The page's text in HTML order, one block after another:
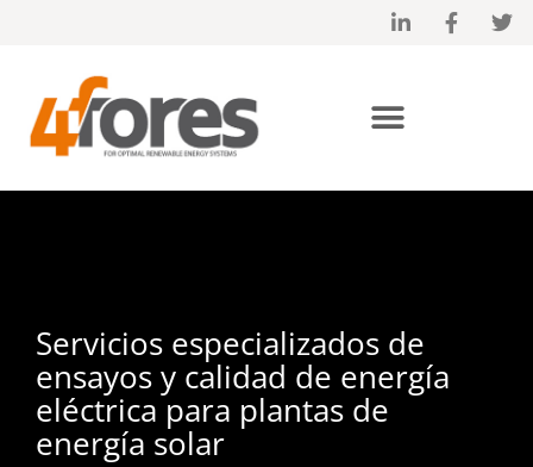
Servicios especializados de
ensayos y calidad de energía
eléctrica para plantas de
energía solar